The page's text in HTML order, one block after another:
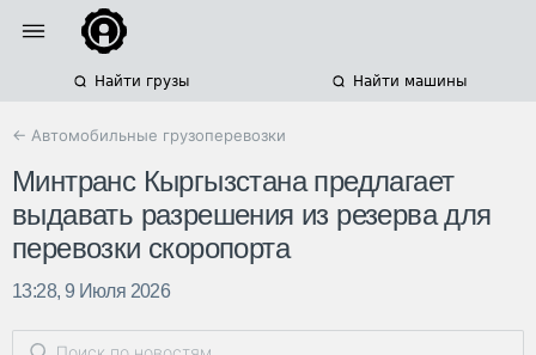
Найти грузы Найти машины
← Автомобильные грузоперевозки
Минтранс Кыргызстана предлагает
выдавать разрешения из резерва для
перевозки скоропорта
13:28, 9 Июля 2026